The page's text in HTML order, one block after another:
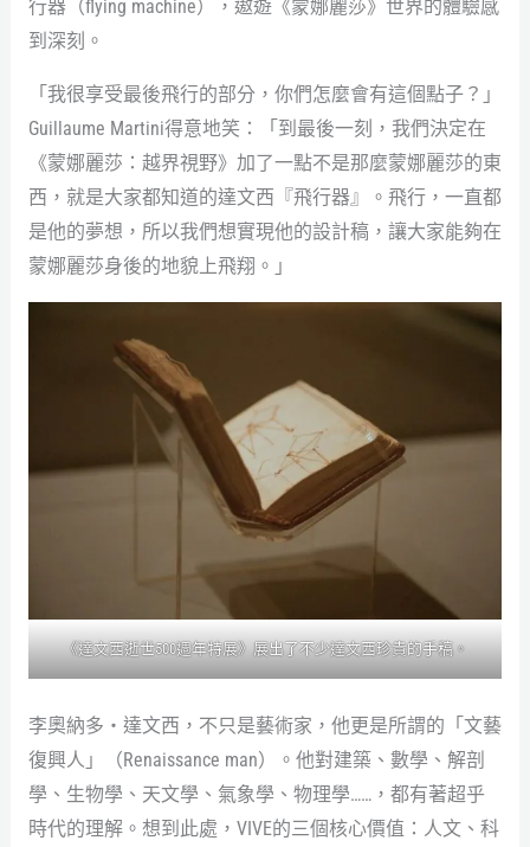
行器（flying machine），遨遊《蒙娜麗莎》世界的體驗感
到深刻。
「我很享受最後飛行的部分，你們怎麼會有這個點子？」
Guillaume Martini得意地笑：「到最後一刻，我們決定在
《蒙娜麗莎：越界視野》加了一點不是那麼蒙娜麗莎的東
西，就是大家都知道的達文西『飛行器』。飛行，一直都
是他的夢想，所以我們想實現他的設計稿，讓大家能夠在
蒙娜麗莎身後的地貌上飛翔。」
《達文西逝世500週年特展》展出了不少達文西珍貴的手稿。
李奧納多‧達文西，不只是藝術家，他更是所謂的「文藝
復興人」（Renaissance man）。他對建築、數學、解剖
學、生物學、天文學、氣象學、物理學……，都有著超乎
時代的理解。想到此處，VIVE的三個核心價值：人文、科